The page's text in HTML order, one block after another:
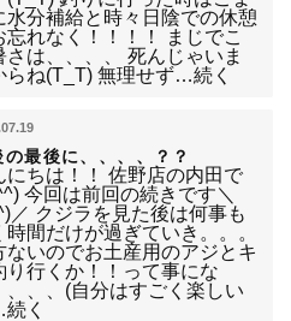
水分補給と時々日陰での休憩
忘れなく！！！！ まじでこ
さは、、、、 死んじゃいま
らね(T_T) 無理せず…続く
の最後に、、、、？？
にちは！！ 佐野店の内田で
今回は前回の続きです＼
／ クジラを見た後は何事も
時間だけが過ぎていき。。。
ないのでお土産用のアジとキ
り行くか！！って事にな
、、、(自分はすごく楽しい
く